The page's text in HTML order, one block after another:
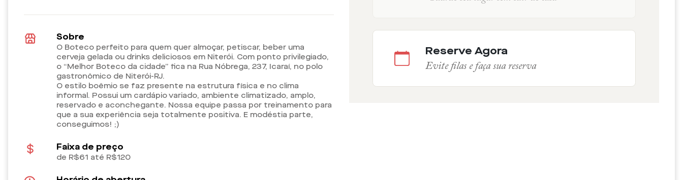
Sobre
O Boteco perfeito para quem quer almoçar, petiscar, beber uma
cerveja gelada ou drinks deliciosos em Niterói. Com ponto privilegiado,
o “Melhor Boteco da cidade” fica na Rua Nóbrega, 237, Icaraí, no polo
gastronômico de Niterói-RJ.
O estilo boêmio se faz presente na estrutura física e no clima
informal. Possui um cardápio variado, ambiente climatizado, amplo,
reservado e aconchegante. Nossa equipe passa por treinamento para
que a sua experiência seja totalmente positiva. E modéstia parte,
conseguimos! ;)
Faixa de preço
de R$61 até R$120
Reserve Agora
Evite filas e faça sua reserva